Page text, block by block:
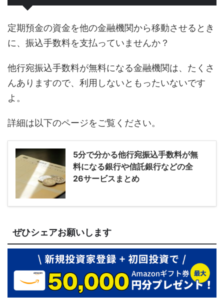
定期預金の資金を他の金融機関から移動させるとき
に、振込手数料を支払っていませんか？
他行宛振込手数料が無料になる金融機関は、たくさ
んありますので、利用しないともったいないです
よ。
詳細は以下のページをご覧ください。
5分で分かる他行宛振込手数料が無
料になる銀行や信託銀行などの全
26サービスまとめ
ぜひシェアお願いします